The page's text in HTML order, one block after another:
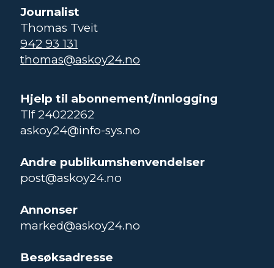
Journalist
Thomas Tveit
942 93 131
thomas@askoy24.no
Hjelp til abonnement/innlogging
Tlf 24022262
askoy24@info-sys.no
Andre publikumshenvendelser
post@askoy24.no
Annonser
marked@askoy24.no
Besøksadresse